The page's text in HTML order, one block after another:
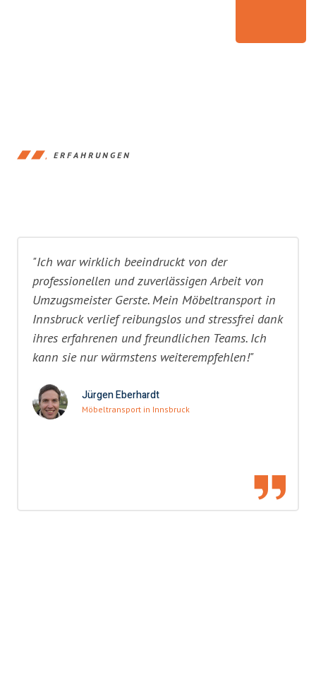
ERFAHRUNGEN
"Ich war wirklich beeindruckt von der
professionellen und zuverlässigen Arbeit von
Umzugsmeister Gerste. Mein Möbeltransport in
Innsbruck verlief reibungslos und stressfrei dank
ihres erfahrenen und freundlichen Teams. Ich
kann sie nur wärmstens weiterempfehlen!"
Jürgen Eberhardt
Möbeltransport in Innsbruck